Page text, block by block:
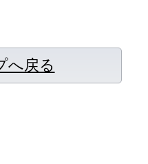
へ戻る